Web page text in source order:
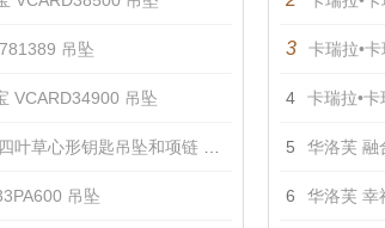
吊坠
VCARD34900 吊坠
叶草心形钥匙吊坠和项链 吊坠
吊坠
3 卡瑞拉•卡
4 卡瑞拉•卡
5 华洛芙 融
6 华洛芙 幸